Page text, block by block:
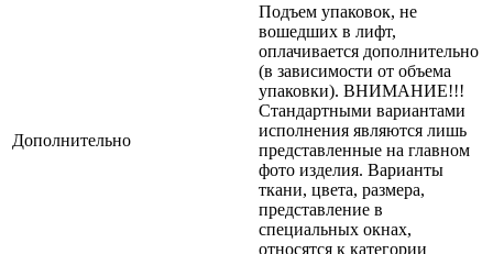
Дополнительно
Подъем упаковок, не
вошедших в лифт,
оплачивается дополнительно
(в зависимости от объема
упаковки). ВНИМАНИЕ!!!
Стандартными вариантами
исполнения являются лишь
представленные на главном
фото изделия. Варианты
ткани, цвета, размера,
представление в
специальных окнах,
относятся к категории